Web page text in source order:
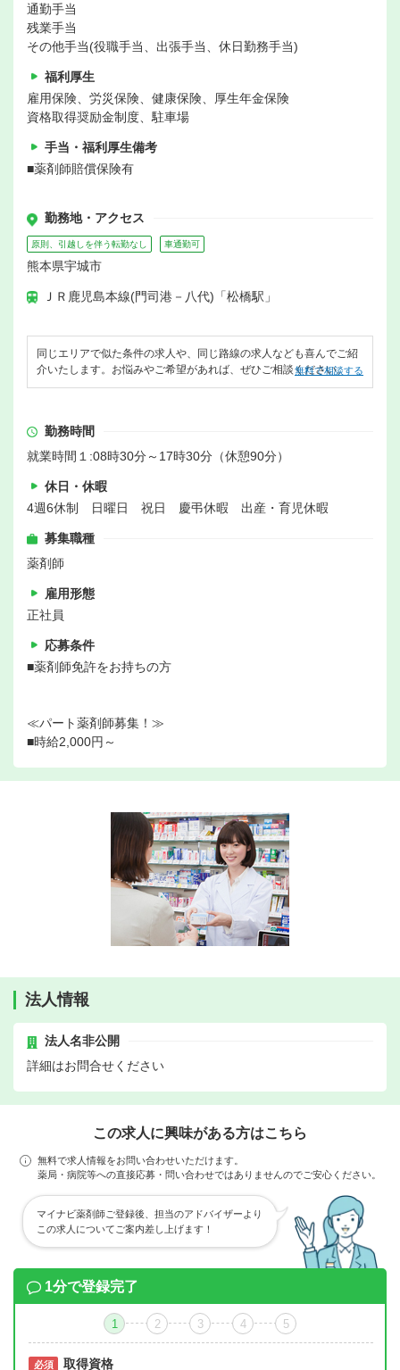
通勤手当
残業手当
その他手当(役職手当、出張手当、休日勤務手当)
福利厚生
雇用保険、労災保険、健康保険、厚生年金保険
資格取得奨励金制度、駐車場
手当・福利厚生備考
■薬剤師賠償保険有
勤務地・アクセス
原則、引越しを伴う転勤なし 車通勤可
熊本県宇城市
ＪＲ鹿児島本線(門司港－八代)「松橋駅」
同じエリアで似た条件の求人や、同じ路線の求人なども喜んでご紹
介いたします。お悩みやご希望があれば、ぜひご相談ください。
無料で相談する
勤務時間
就業時間１:08時30分～17時30分（休憩90分）
休日・休暇
4週6休制 日曜日 祝日 慶弔休暇 出産・育児休暇
募集職種
薬剤師
雇用形態
正社員
応募条件
■薬剤師免許をお持ちの方
≪パート薬剤師募集！≫
■時給2,000円～
法人情報
法人名非公開
詳細はお問合せください
この求人に興味がある方はこちら
無料で求人情報をお問い合わせいただけます。
薬局・病院等への直接応募・問い合わせではありませんのでご安心ください。
マイナビ薬剤師ご登録後、担当のアドバイザーより
この求人についてご案内差し上げます！
1分で登録完了
1 2 3 4 5
必須 取得資格